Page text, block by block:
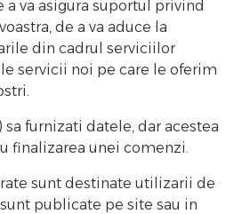
a va asigura suportul privind
de a va aduce la
din cadrul serviciilor
servicii noi pe care le oferim
furnizati datele, dar acestea
finalizarea unei comenzi.
sunt destinate utilizarii de
publicate pe site sau in